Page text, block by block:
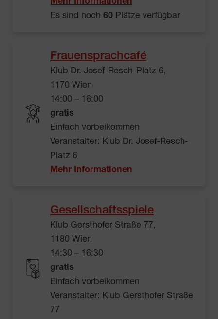
Mehr Informationen
Es sind noch 60 Plätze verfügbar
Frauensprachcafé
Klub Dr. Josef-Resch-Platz 6,
1170 Wien
14:00 – 16:00
gratis
Einfach vorbeikommen
Veranstalter: Klub Dr. Josef-Resch-
Platz 6
Mehr Informationen
Gesellschaftsspiele
Klub Gersthofer Straße 77,
1180 Wien
14:30 – 16:30
gratis
Einfach vorbeikommen
Veranstalter: Klub Gersthofer Straße
77